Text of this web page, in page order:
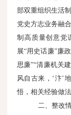
部双重组织生活
党史方志业务融
制高质量创意党
展“用史话廉”廉
思廉”“清廉机关
风自古来，‘汴’
悟，相关经验做
二、整改